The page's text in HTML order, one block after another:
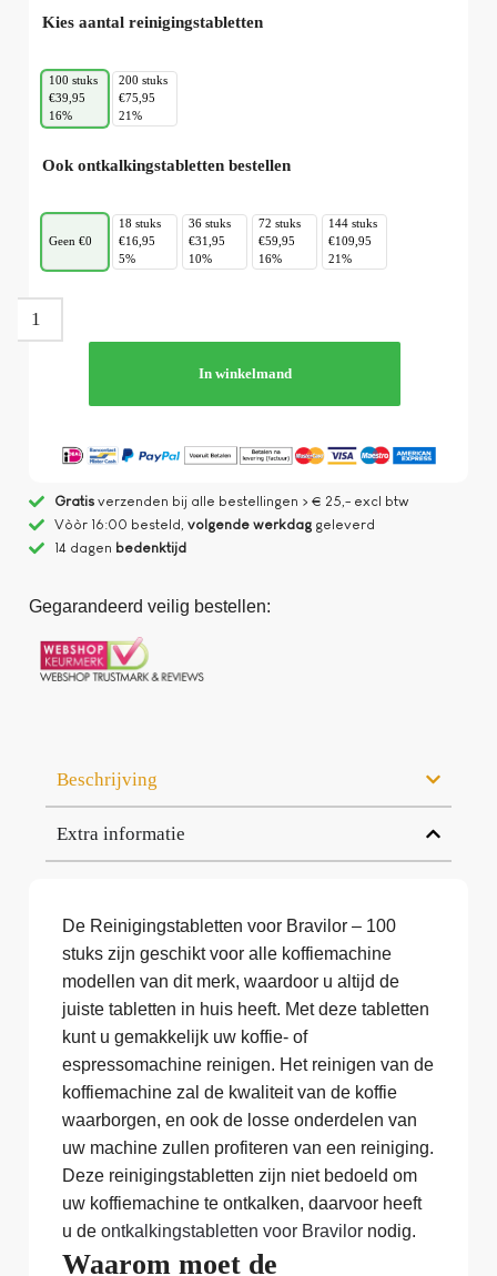
Kies aantal reinigingstabletten
100 stuks
€39,95
16%
200 stuks
€75,95
21%
Ook ontkalkingstabletten bestellen
Geen €0
18 stuks
€16,95
5%
36 stuks
€31,95
10%
72 stuks
€59,95
16%
144 stuks
€109,95
21%
In winkelmand
Gratisverzenden bij alle bestellingen > € 25,- excl btw
Vòòr 16:00 besteld, volgende werkdaggeleverd
14 dagen bedenktijd
Gegarandeerd veilig bestellen:
Beschrijving
Extra informatie
De Reinigingstabletten voor Bravilor – 100
stuks zijn geschikt voor alle koffiemachine
modellen van dit merk, waardoor u altijd de
juiste tabletten in huis heeft. Met deze tabletten
kunt u gemakkelijk uw koffie- of
espressomachine reinigen. Het reinigen van de
koffiemachine zal de kwaliteit van de koffie
waarborgen, en ook de losse onderdelen van
uw machine zullen profiteren van een reiniging.
Deze reinigingstabletten zijn niet bedoeld om
uw koffiemachine te ontkalken, daarvoor heeft
u de ontkalkingstabletten voor Bravilor nodig.
Waarom moet de